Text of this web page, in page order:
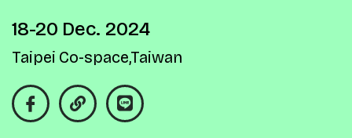
18-20 Dec. 2024
Taipei Co-space,Taiwan